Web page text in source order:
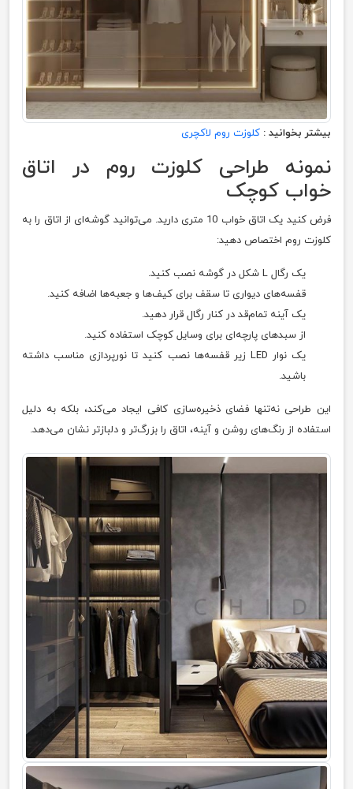
بیشتر بخوانید : کلوزت روم لاکچری
نمونه طراحی کلوزت روم در اتاق
خواب کوچک
فرض کنید یک اتاق خواب 10 متری دارید. می‌توانید گوشه‌ای از اتاق را به
کلوزت روم اختصاص دهید:
یک رگال L شکل در گوشه نصب کنید.
قفسه‌های دیواری تا سقف برای کیف‌ها و جعبه‌ها اضافه کنید.
یک آینه تمام‌قد در کنار رگال قرار دهید.
از سبدهای پارچه‌ای برای وسایل کوچک استفاده کنید.
یک نوار LED زیر قفسه‌ها نصب کنید تا نورپردازی مناسب داشته
باشید.
این طراحی نه‌تنها فضای ذخیره‌سازی کافی ایجاد می‌کند، بلکه به دلیل
استفاده از رنگ‌های روشن و آینه، اتاق را بزرگ‌تر و دلبازتر نشان می‌دهد.